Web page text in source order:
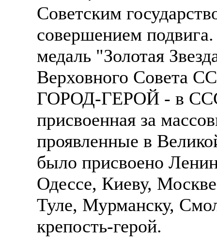
Советским
совершением
медаль "Золотая
Верховного Совета
ГОРОД-ГЕРОЙ - в
присвоенная за
проявленные в
было присвоено
Одессе, Киеву,
Туле, Мурманску,
крепость-герой.